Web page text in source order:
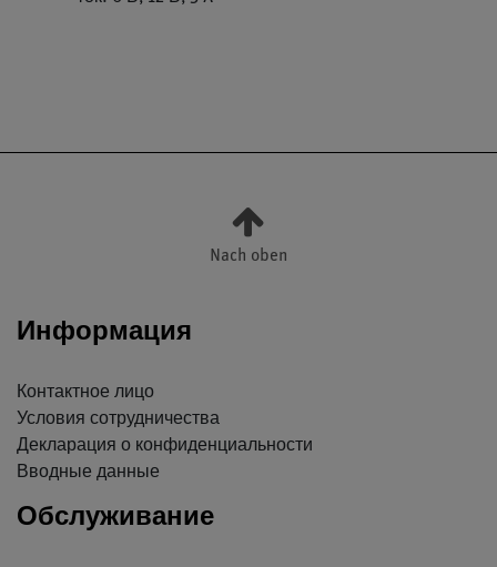
Nach oben
Информация
Контактное лицо
Условия сотрудничества
Декларация о конфиденциальности
Вводные данные
Обслуживание